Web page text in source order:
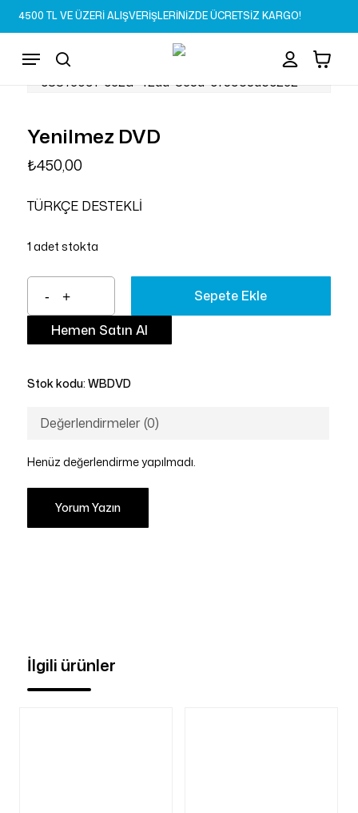
Skip
to
content
4500 TL VE ÜZERİ ALIŞVERİŞLERİNİZDE ÜCRETSİZ KARGO!
search
Menu Sepet Close
Cart
Yenilmez DVD
₺450,00
TÜRKÇE DESTEKLİ
1 adet stokta
Sepete Ekle
Hemen Satın Al
Stok kodu: WBDVD
Değerlendirmeler (0)
Henüz değerlendirme yapılmadı.
Yorum Yazın
İlgili ürünler